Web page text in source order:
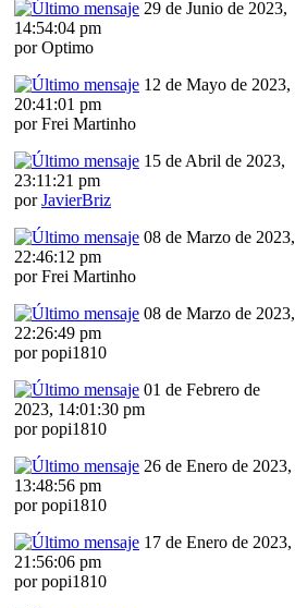
29 de Junio de 2023,
14:54:04 pm
por Optimo
12 de Mayo de 2023,
20:41:01 pm
por Frei Martinho
15 de Abril de 2023,
23:11:21 pm
porJavierBriz
08 de Marzo de 2023,
22:46:12 pm
por Frei Martinho
08 de Marzo de 2023,
22:26:49 pm
por popi1810
01 de Febrero de
2023, 14:01:30 pm
por popi1810
26 de Enero de 2023,
13:48:56 pm
por popi1810
17 de Enero de 2023,
21:56:06 pm
por popi1810